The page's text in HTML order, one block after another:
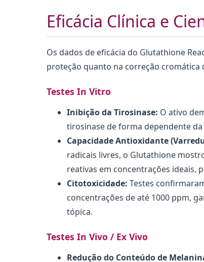
Eficácia Clínica e
Os dados de eficácia do Glutathione
proteção quanto na correção cromática
Testes In Vitro
Inibição da Tirosinase: O ativo
tirosinase de forma dependente
Capacidade Antioxidante
radicais livres, o Glutathione
reativas em concentrações ideais,
Citotoxicidade: Testes
concentrações de até 1000 ppm,
tópica.
Testes In Vivo / Ex Vivo
Redução do Conteúdo de